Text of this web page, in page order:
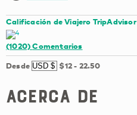
Calificación de Viajero TripAdvisor
(1020)Comentarios
Desde $12- 22.50
Acerca de